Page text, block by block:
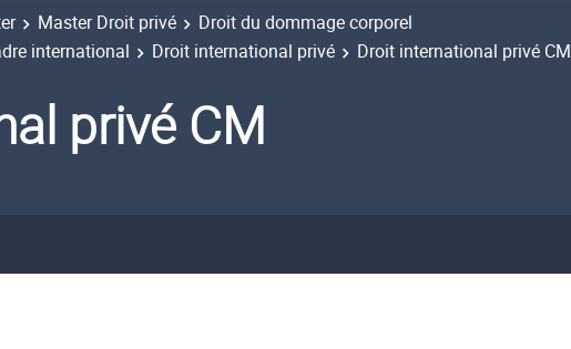
Master Droit privé
Droit du dommage corporel
international
Droit international privé Droit international privé CM
privé CM